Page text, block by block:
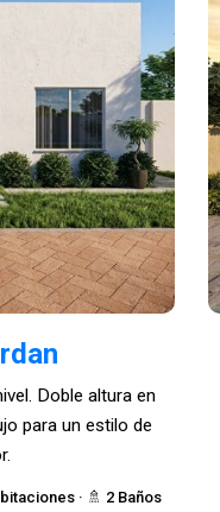
· 🚿 2 Baños
Doble altura en
para un estilo de